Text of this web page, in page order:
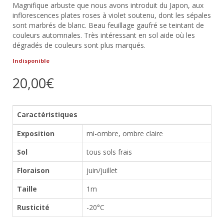
Magnifique arbuste que nous avons introduit du Japon, aux
inflorescences plates roses à violet soutenu, dont les sépales
sont marbrés de blanc. Beau feuillage gaufré se teintant de
couleurs automnales. Très intéressant en sol aide où les
dégradés de couleurs sont plus marqués.
Indisponible
20,00€
Caractéristiques
Exposition
mi-ombre, ombre claire
Sol
tous sols frais
Floraison
juin/juillet
Taille
1m
Rusticité
-20°C